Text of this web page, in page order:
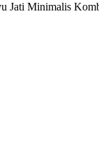
Jati Minimalis